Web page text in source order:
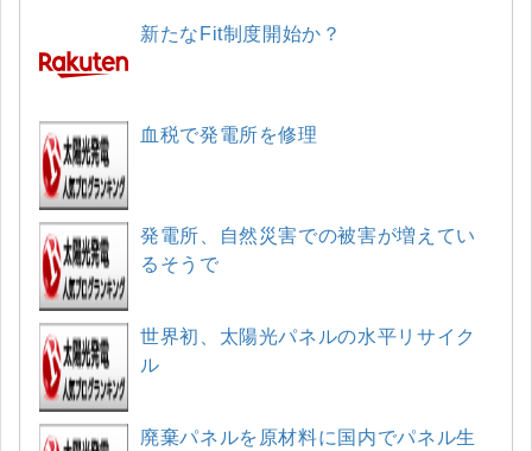
新たなFit制度開始か？
血税で発電所を修理
発電所、自然災害での被害が増えてい
るそうで
世界初、太陽光パネルの水平リサイク
ル
廃棄パネルを原材料に国内でパネル生